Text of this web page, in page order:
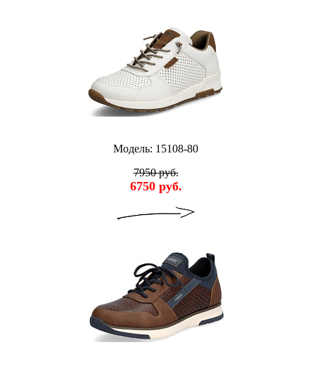
Модель: 15108-80
7950 руб.
6750 руб.